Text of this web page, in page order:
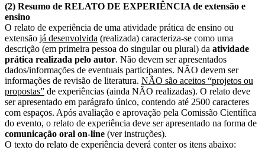
(2) Resumo de RELATO DE EXPERIÊNCIA de extensão e
ensino
O relato de experiência de uma atividade prática de ensino ou
extensão já desenvolvida (realizada) caracteriza-se como uma
descrição (em primeira pessoa do singular ou plural) da atividade
prática realizada pelo autor. Não devem ser apresentados
dados/informações de eventuais participantes. NÃO devem ser
informações de revisão de literatura. NÃO são aceitos “projetos ou
propostas” de experiências (ainda NÃO realizadas). O relato deve
ser apresentado em parágrafo único, contendo até 2500 caracteres
com espaços. Após avaliação e aprovação pela Comissão Científica
do evento, o relato de experiência deve ser apresentado na forma de
comunicação oral on-line (ver instruções).
O texto do relato de experiência deverá conter os itens abaixo: